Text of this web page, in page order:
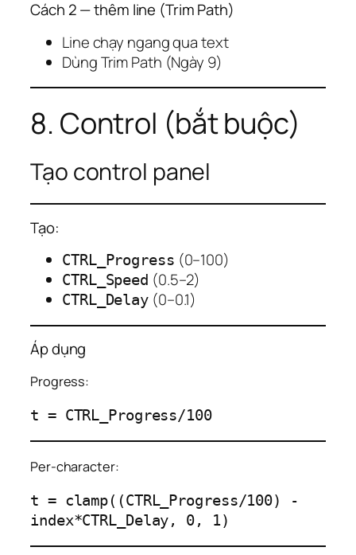
Cách 2 — thêm line (Trim Path)
Line chạy ngang qua text
Dùng Trim Path (Ngày 9)
8. Control (bắt buộc)
Tạo control panel
Tạo:
CTRL_Progress (0–100)
CTRL_Speed (0.5–2)
CTRL_Delay (0–0.1)
Áp dụng
Progress:
t = CTRL_Progress/100
Per-character:
t = clamp((CTRL_Progress/100) -